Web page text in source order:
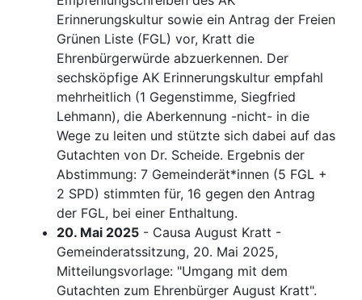
Erinnerungskultur sowie ein Antrag der Freien
Grünen Liste (FGL) vor, Kratt die
Ehrenbürgerwürde abzuerkennen. Der
sechsköpfige AK Erinnerungskultur empfahl
mehrheitlich (1 Gegenstimme, Siegfried
Lehmann), die Aberkennung -nicht- in die
Wege zu leiten und stützte sich dabei auf das
Gutachten von Dr. Scheide. Ergebnis der
Abstimmung: 7 Gemeinderät*innen (5 FGL +
2 SPD) stimmten für, 16 gegen den Antrag
der FGL, bei einer Enthaltung.
20. Mai 2025 - Causa August Kratt -
Gemeinderatssitzung, 20. Mai 2025,
Mitteilungsvorlage: "Umgang mit dem
Gutachten zum Ehrenbürger August Kratt".